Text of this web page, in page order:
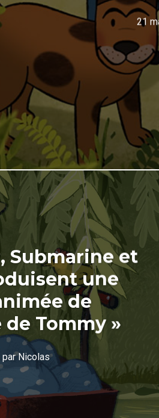
21
Submarine et
une
de
de Tommy »
parNicolas